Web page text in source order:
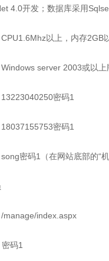
4.0开发；数据库采用
以上，内存2GB
server 2003或以
密码1
密码1
密码1（在网站底部的“机
manage/index.aspx
码1